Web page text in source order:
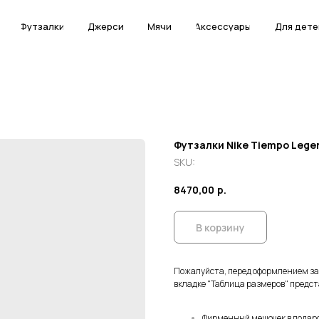
Аксессуары Для
Джерси Мячи
Футзалки Аксессуары Для
Джерси Мячи
Футзалки
Футзалки Nike Tiempo
SKU:
8470,00 р.
В корзину
Пожалуйста, перед оформлением
вкладке "Таблица размеров"